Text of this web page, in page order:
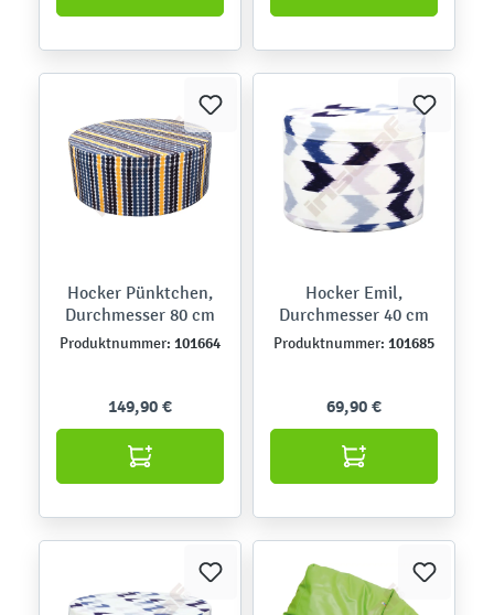
Hocker Pünktchen,
Durchmesser 80 cm
Produktnummer: 101664
149,90 €
Hocker Emil,
Durchmesser 40 cm
Produktnummer: 101685
69,90 €